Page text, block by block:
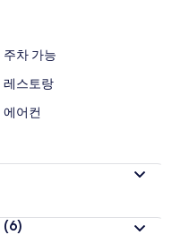
주차 가능
레스토랑
에어컨
(6)